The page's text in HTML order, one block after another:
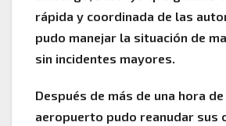
rápida y coordinada de las
pudo manejar la situación de
sin incidentes mayores.
Después de más de una hora
aeropuerto pudo reanudar sus